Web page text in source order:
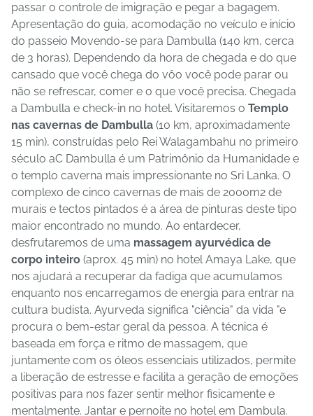
passar o controle de imigração e pegar a bagagem.
Apresentação do guia, acomodação no veículo e início
do passeio Movendo-se para Dambulla (140 km, cerca
de 3 horas). Dependendo da hora de chegada e do que
cansado que você chega do vôo você pode parar ou
não se refrescar, comer e o que você precisa. Chegada
a Dambulla e check-in no hotel. Visitaremos o Templo
nas cavernas de Dambulla (10 km, aproximadamente
15 min), construídas pelo Rei Walagambahu no primeiro
século aC Dambulla é um Patrimônio da Humanidade e
o templo caverna mais impressionante no Sri Lanka. O
complexo de cinco cavernas de mais de 2000m2 de
murais e tectos pintados é a área de pinturas deste tipo
maior encontrado no mundo. Ao entardecer,
desfrutaremos de uma massagem ayurvédica de
corpo inteiro (aprox. 45 min) no hotel Amaya Lake, que
nos ajudará a recuperar da fadiga que acumulamos
enquanto nos encarregamos de energia para entrar na
cultura budista. Ayurveda significa "ciência" da vida "e
procura o bem-estar geral da pessoa. A técnica é
baseada em força e ritmo de massagem, que
juntamente com os óleos essenciais utilizados, permite
a liberação de estresse e facilita a geração de emoções
positivas para nos fazer sentir melhor fisicamente e
mentalmente. Jantar e pernoite no hotel em Dambula.